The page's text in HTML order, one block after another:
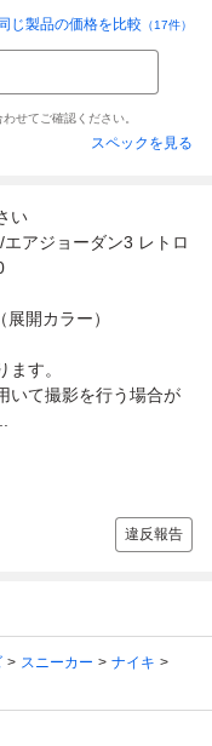
同じ製品の価格を比較 （17件）
せてご確認ください。
スペックを見る
い
アジョーダン3 レトロ
開カラー）
す。
いて撮影を行う場合が
違反報告
スニーカー
ナイキ